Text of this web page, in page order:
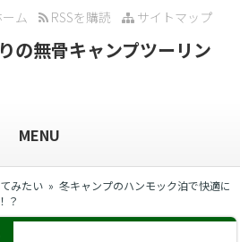
サイトマップ
RSSを購読
ム
の無骨キャンプツーリン
MENU
みたい » 冬キャンプのハンモック泊で快適に
？